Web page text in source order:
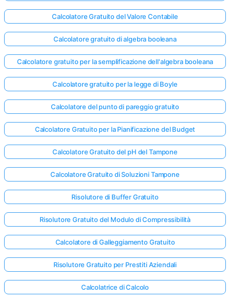
Calcolatore Gratuito del Valore Contabile
Calcolatore gratuito di algebra booleana
Calcolatore gratuito per la semplificazione dell'algebra booleana
Calcolatore gratuito per la legge di Boyle
Calcolatore del punto di pareggio gratuito
Calcolatore Gratuito per la Pianificazione del Budget
Calcolatore Gratuito del pH del Tampone
Calcolatore Gratuito di Soluzioni Tampone
Risolutore di Buffer Gratuito
Risolutore Gratuito del Modulo di Compressibilità
Calcolatore di Galleggiamento Gratuito
Risolutore Gratuito per Prestiti Aziendali
Calcolatrice di Calcolo